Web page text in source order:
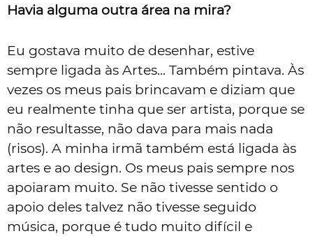
Havia alguma outra área na mira?
Eu gostava muito de desenhar, estive
sempre ligada às Artes... Também pintava. Às
vezes os meus pais brincavam e diziam que
eu realmente tinha que ser artista, porque se
não resultasse, não dava para mais nada
(risos). A minha irmã também está ligada às
artes e ao design. Os meus pais sempre nos
apoiaram muito. Se não tivesse sentido o
apoio deles talvez não tivesse seguido
música, porque é tudo muito difícil e